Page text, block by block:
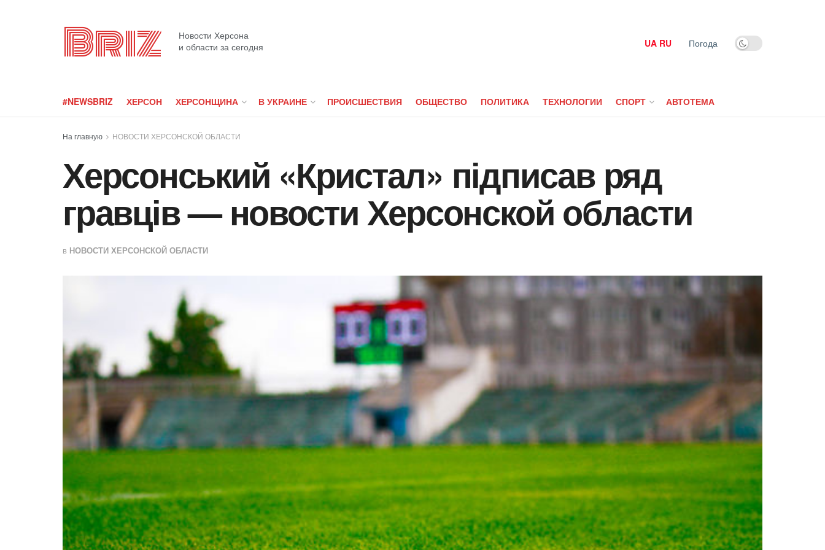
Briz
Новости Херсона
и области за сегодня
UA RU Погода
#NEWSBRIZ ХЕРСОН ХЕРСОНЩИНА В УКРАИНЕ ПРОИСШЕСТВИЯ ОБЩЕСТВО ПОЛИТИКА ТЕХНОЛОГИИ СПОРТ АВТОТЕМА
На главную НОВОСТИ ХЕРСОНСКОЙ ОБЛАСТИ
Херсонський «Кристал» підписав ряд
гравців — новости Херсонской области
в НОВОСТИ ХЕРСОНСКОЙ ОБЛАСТИ